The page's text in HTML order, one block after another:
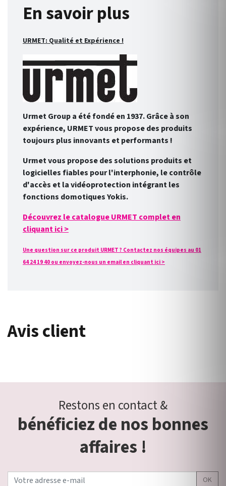
En savoir plus
URMET: Qualité et Expérience !
Urmet Group a été fondé en 1937. Grâce à son
expérience, URMET vous propose des produits
toujours plus innovants et performants !
Urmet vous propose des solutions produits et
logicielles fiables pour l'interphonie, le contrôle
d'accès et la vidéoprotection intégrant les
fonctions domotiques Yokis.
Découvrez le catalogue URMET complet en
cliquant ici >
Une question sur ce produit URMET ? Contactez nos équipes au 01
64 24 19 40 ou envoyez-nous un email en cliquant ici >
Avis client
Restons en contact &
bénéficiez de nos bonnes
affaires !
OK